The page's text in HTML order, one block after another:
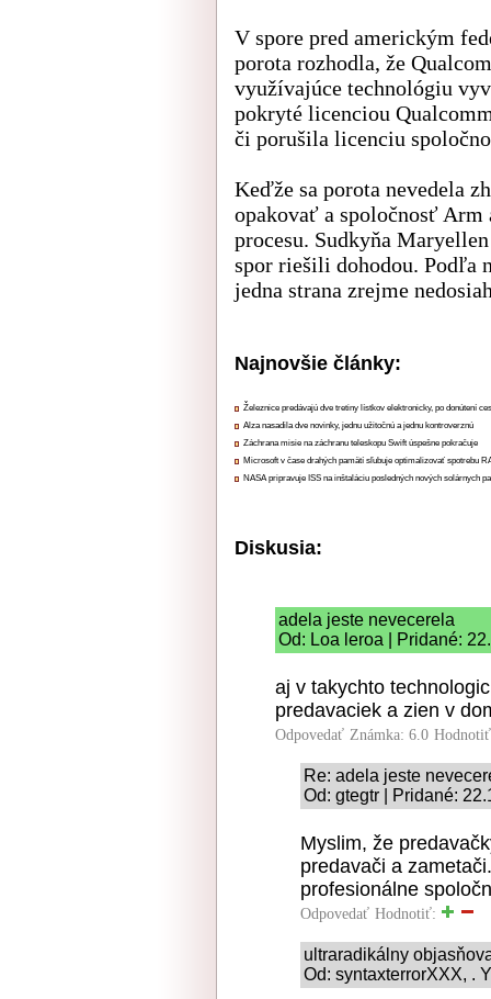
V spore pred americkým
porota rozhodla, že
využívajúce technológiu
pokryté licenciou
či porušila licenciu
Keďže sa porota nevedela
opakovať a spoločnosť Arm
procesu. Sudkyňa
spor riešili dohodou. Podľa
jedna strana zrejme
Najnovšie články:
Železnice predávajú dve tretiny lístkov elektronicky, po donútení
Alza nasadila dve novinky, jednu užitočnú a jednu kontroverznú
Záchrana misie na záchranu teleskopu Swift úspešne pokračuje
Microsoft v čase drahých pamätí sľubuje optimalizovať spotrebu
NASA pripravuje ISS na inštaláciu posledných nových solárnych
Diskusia:
adela jeste nevecerela
Od: Loa leroa | Pridané:
aj v takychto
predavaciek a zien v
Odpovedať Známka: 6.0
Re: adela jeste
Od: gtegtr | Pridané:
Myslim, že
predavači a
profesionálne
Odpovedať Hodnotiť:
ultraradikálny
Od: syntaxterrorXXX, .